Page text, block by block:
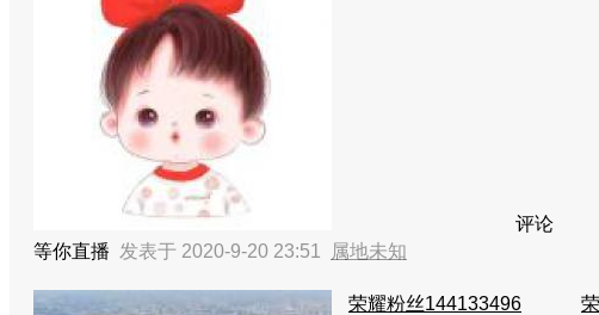
评论
等你直播 发表于 2020-9-20 23:51 属地未知
荣耀粉丝144133496